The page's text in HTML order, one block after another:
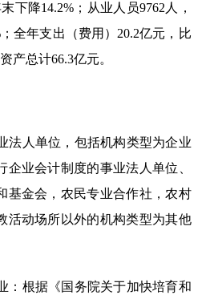
下降14.2%；从业人员9762 人，
全年支出（费用） 20.2亿元，比
资产总计66.3亿元。
法人单位，包括机构类型为企业
企业会计制度的事业法人单位、
基金会，农民专业合作社，农村
活动场所以外的机构类型为其他
：根据《国务院关于加快培育和